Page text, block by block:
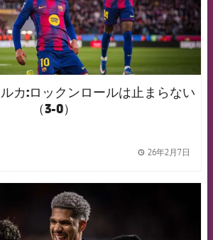
カ:ロックンロールは止まらない
（3-0）
26年2月7日
FCB Barcelona badge